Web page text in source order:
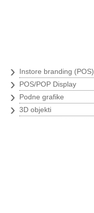
› Instore branding (POS)
› POS/POP Display
› Podne grafike
› 3D objekti